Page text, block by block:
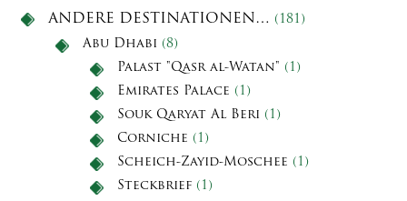
ANDERE DESTINATIONEN… (181)
Abu Dhabi (8)
Palast "Qasr al-Watan" (1)
Emirates Palace (1)
Souk Qaryat Al Beri (1)
Corniche (1)
Scheich-Zayid-Moschee (1)
Steckbrief (1)